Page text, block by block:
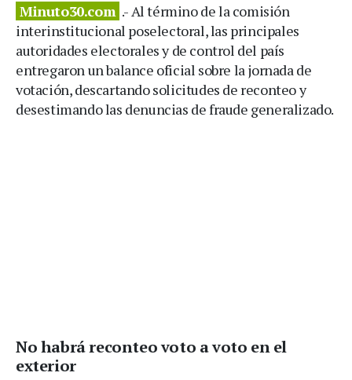
Minuto30.com .- Al término de la comisión
interinstitucional poselectoral, las principales
autoridades electorales y de control del país
entregaron un balance oficial sobre la jornada de
votación, descartando solicitudes de reconteo y
desestimando las denuncias de fraude generalizado.
No habrá reconteo voto a voto en el
exterior